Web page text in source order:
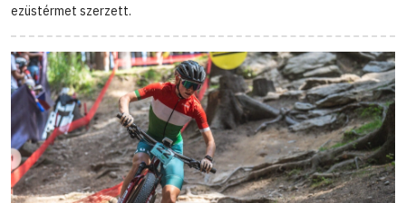
ezüstérmet szerzett.